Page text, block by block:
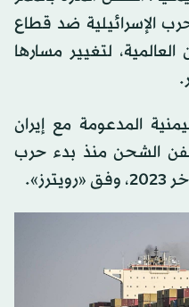
الإسرائيلية ضد قطاع
لتغيير مسارها
المدعومة مع إيران
على سفن الشحن منذ بدء حرب